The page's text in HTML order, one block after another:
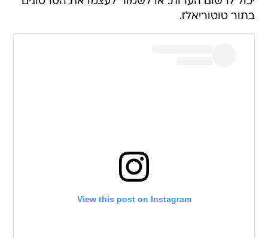
בתור טוטוריאלז.
View this post on Instagram